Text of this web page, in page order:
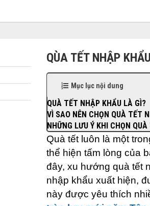
QÙA TẾT NHẬP
Mục lục nội dung
QUÀ TẾT NHẬP KHẨU LÀ GÌ?
VÌ SAO NÊN CHỌN QUÀ TẾT
NHỮNG LƯU Ý KHI CHỌN
Quà tết luôn là một
thể hiện tấm lòng của
đây, xu hướng quà tết
nhập khẩu xuất hiện,
này được yêu thích